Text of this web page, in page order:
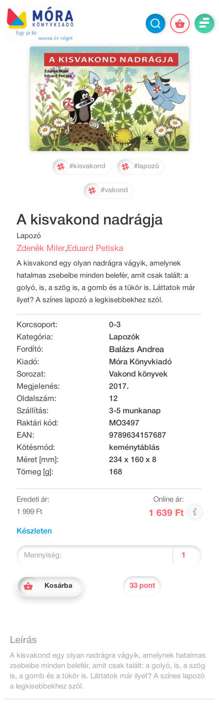
#kisvakond #lapozó
#vakond
A kisvakond nadrágja
Lapozó
Zdeněk Miler, Eduard Petiska
A kisvakond egy olyan nadrágra vágyik, amelynek
hatalmas zsebeibe minden belefér, amit csak talált: a
golyó, is, a szög is, a gomb és a tükör is. Láttatok már
ilyet? A színes lapozó a legkisebbekhez szól.
Korcsoport:
0-3
Kategória:
Lapozók
Fordító:
Balázs Andrea
Kiadó:
Móra Könyvkiadó
Sorozat:
Vakond könyvek
Megjelenés:
2017.
Oldalszám:
12
Szállítás:
3-5 munkanap
Raktári kód:
MO3497
EAN:
9789634157687
Kötésmód:
keménytáblás
Méret [mm]:
234 x 160 x 8
Tömeg [g]:
168
Eredeti ár:
1 999 Ft
Online ár:
1 639 Ft
Készleten
Mennyiség:
Kosárba 33 pont
Leírás
A kisvakond egy olyan nadrágra vágyik, amelynek hatalmas
zsebeibe minden belefér, amit csak talált: a golyó, is, a szög
is, a gomb és a tükör is. Láttatok már ilyet? A színes lapozó
a legkisebbekhez szól.